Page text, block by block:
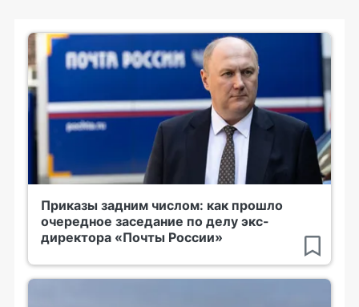
Приказы задним числом: как прошло
очередное заседание по делу экс-
директора «Почты России»